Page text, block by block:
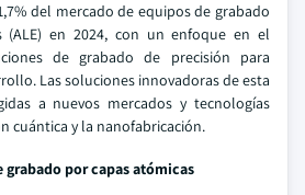
del mercado de equipos de grabado
(ALE) en 2024, con un enfoque en el
de grabado de precisión para
Las soluciones innovadoras de esta
a nuevos mercados y tecnologías
cuántica y la nanofabricación.
grabado por capas atómicas